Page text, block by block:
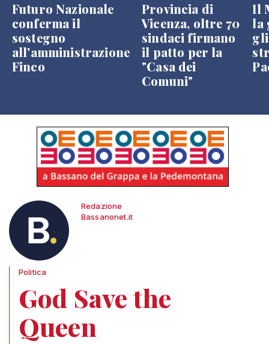
Futuro Nazionale
conferma il
sostegno
all'amministrazione
Finco
Provincia di
Vicenza, oltre 70
sindaci firmano
il patto per la
"Casa dei
Comuni"
Il
la
Redazione
Bassanonet.it
Politica
God Save the
Queen